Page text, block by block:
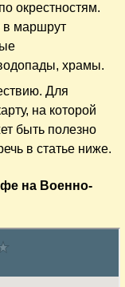
окрестностям.
в маршрут
храмы.
Для
на которой
быть полезно
в статье ниже.
на Военно-